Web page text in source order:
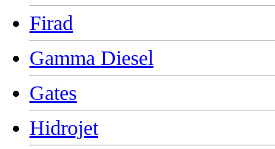
Firad
Gamma Diesel
Gates
Hidrojet